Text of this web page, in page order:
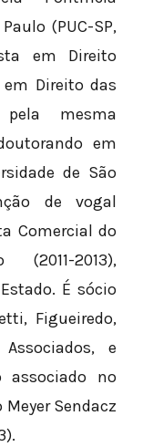
(PUC-SP,
em Direito
Direito das
pela mesma
em
de São
de vogal
Comercial do
2013),
É sócio
Figueiredo,
e
no
Sendacz